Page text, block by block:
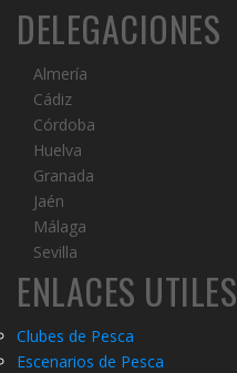
DELEGACIONES
Almería
Cádiz
Córdoba
Huelva
Granada
Jaén
Málaga
Sevilla
ENLACES UTILES
Clubes de Pesca
Escenarios de Pesca